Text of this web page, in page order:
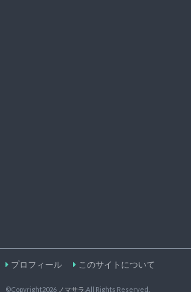
プロフィール このサイトについて
©Copyright2026 ノマサラ .All Rights Reserved.